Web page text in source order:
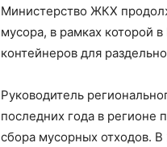
Министерство ЖКХ
мусора, в рамках которой
контейнеров для
Руководитель
последних года в регионе
сбора мусорных отходов.